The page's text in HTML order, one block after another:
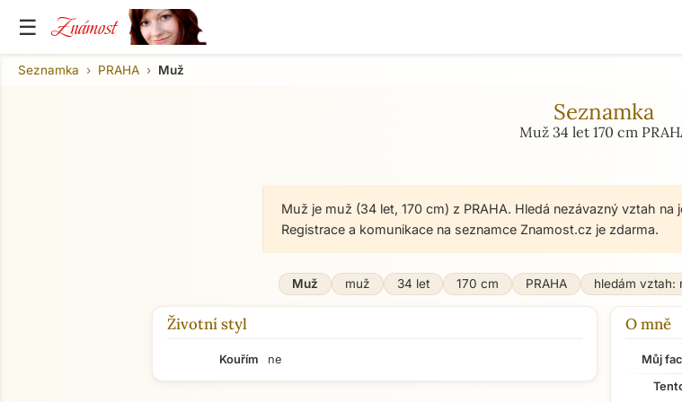
☰ Známost
Seznamka PRAHA Muž
Seznamka
Muž 34 let 170 cm
Muž je muž (34 let, 170 cm) z PRAHA. Hledá nezávazný vztah na
Registrace a komunikace na seznamce Znamost.cz je zdarma.
Muž muž 34 let 170 cm PRAHA hledám vztah:
Životní styl
Kouřím ne
O mně
Můj